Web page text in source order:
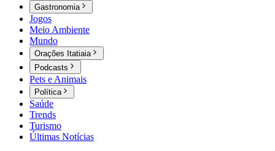
Gastronomia
Jogos
Meio Ambiente
Mundo
Orações Itatiaia
Podcasts
Pets e Animais
Política
Saúde
Trends
Turismo
Últimas Notícias